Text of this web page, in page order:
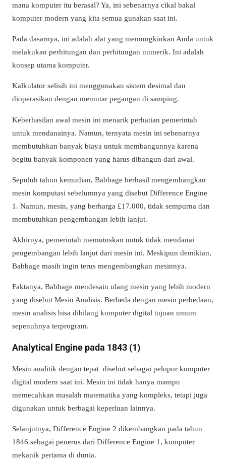
mana komputer itu berasal? Ya, ini sebenarnya cikal bakal
komputer modern yang kita semua gunakan saat ini.
Pada dasarnya, ini adalah alat yang memungkinkan Anda untuk
melakukan perhitungan dan perhitungan numerik. Ini adalah
konsep utama komputer.
Kalkulator selisih ini menggunakan sistem desimal dan
dioperasikan dengan memutar pegangan di samping.
Keberhasilan awal mesin ini menarik perhatian pemerintah
untuk mendanainya. Namun, ternyata mesin ini sebenarnya
membutuhkan banyak biaya untuk membangunnya karena
begitu banyak komponen yang harus dibangun dari awal.
Sepuluh tahun kemudian, Babbage berhasil mengembangkan
mesin komputasi sebelumnya yang disebut Difference Engine
1. Namun, mesin, yang berharga £17.000, tidak sempurna dan
membutuhkan pengembangan lebih lanjut.
Akhirnya, pemerintah memutuskan untuk tidak mendanai
pengembangan lebih lanjut dari mesin ini. Meskipun demikian,
Babbage masih ingin terus mengembangkan mesinnya.
Faktanya, Babbage mendesain ulang mesin yang lebih modern
yang disebut Mesin Analisis. Berbeda dengan mesin perbedaan,
mesin analisis bisa dibilang komputer digital tujuan umum
sepenuhnya terprogram.
Analytical Engine pada 1843 (1)
Mesin analitik dengan tepat disebut sebagai pelopor komputer
digital modern saat ini. Mesin ini tidak hanya mampu
memecahkan masalah matematika yang kompleks, tetapi juga
digunakan untuk berbagai keperluan lainnya.
Selanjutnya, Difference Engine 2 dikembangkan pada tahun
1846 sebagai penerus dari Difference Engine 1, komputer
mekanik pertama di dunia.